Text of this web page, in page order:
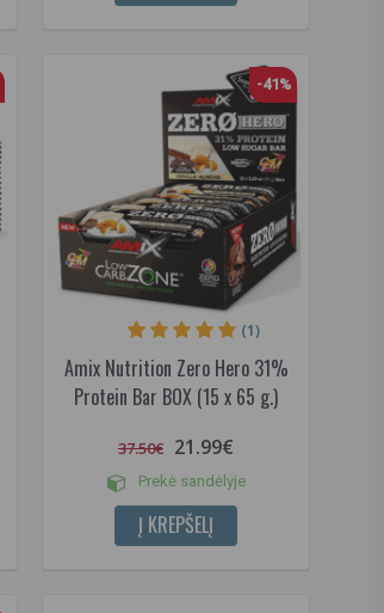
-41%
Amix Nutrition Zero Hero 31%
Protein Bar BOX (15 x 65 g.)
(1)
37.50€ 21.99€
Prekė sandėlyje
Į KREPŠELĮ